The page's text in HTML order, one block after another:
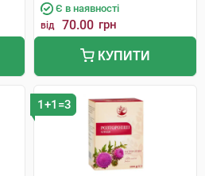
Є в наявності
від 70.00 грн
КУПИТИ
1+1=3